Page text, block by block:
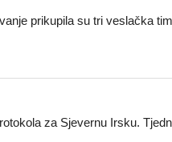
prikupila su tri veslačka
za Sjevernu Irsku.